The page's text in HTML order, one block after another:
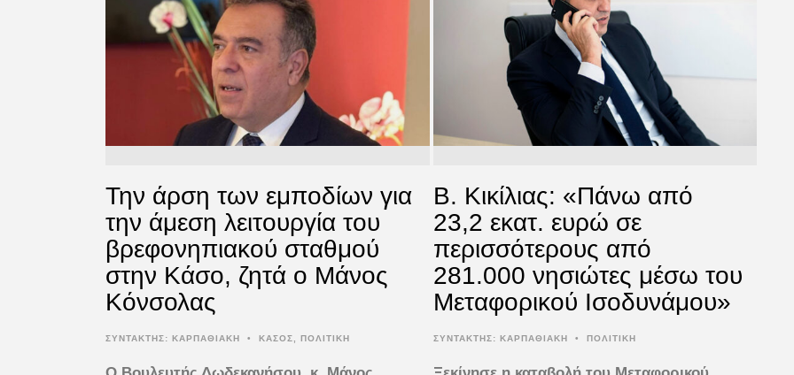
Την άρση των εμποδίων για
την άμεση λειτουργία του
βρεφονηπιακού σταθμού
στην Κάσο, ζητά ο Μάνος
Κόνσολας
ΣΥΝΤΆΚΤΗΣ: ΚΑΡΠΑΘΙΑΚΗ • ΚΑΣΟΣ ΠΟΛΙΤΙΚΗ
Β. Κικίλιας: «Πάνω από
23,2 εκατ. ευρώ σε
περισσότερους από
281.000 νησιώτες μέσω του
Μεταφορικού Ισοδυνάμου»
ΣΥΝΤΆΚΤΗΣ: ΚΑΡΠΑΘΙΑΚΗ • ΠΟΛΙΤΙΚΗ